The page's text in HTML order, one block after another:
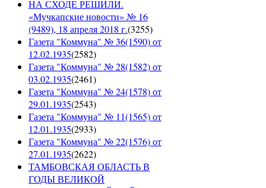
НА СХОДЕ РЕШИЛИ.
«Мучкапские новости» № 16
(9489), 18 апреля 2018 г.(3255)
Газета "Коммуна" № 36(1590) от
12.02.1935(2582)
Газета "Коммуна" № 28(1582) от
03.02.1935(2461)
Газета "Коммуна" № 24(1578) от
29.01.1935(2543)
Газета "Коммуна" № 11(1565) от
12.01.1935(2933)
Газета "Коммуна" № 22(1576) от
27.01.1935(2622)
ТАМБОВСКАЯ ОБЛАСТЬ В
ГОДЫ ВЕЛИКОЙ